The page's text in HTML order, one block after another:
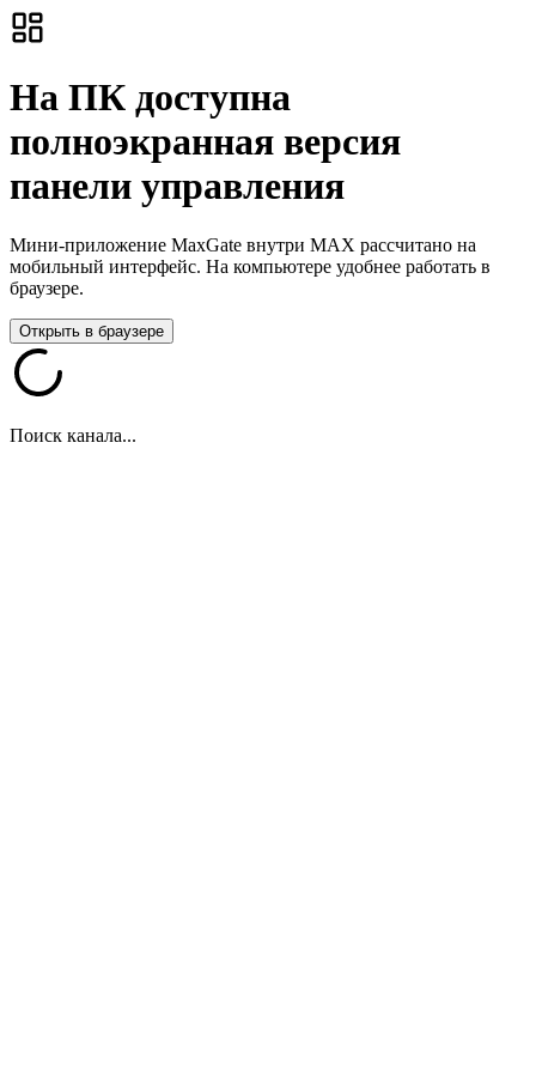
На ПК доступна
полноэкранная версия
панели управления
Мини-приложение MaxGate внутри MAX рассчитано на
мобильный интерфейс. На компьютере удобнее работать в
браузере.
Открыть в браузере
Поиск канала...